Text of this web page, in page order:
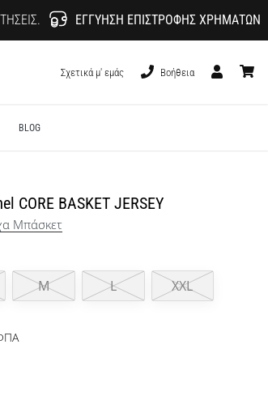
ΕΓΓΎΗΣΗ ΕΠΙΣΤΡΟΦΉΣ ΧΡΗΜΆΤΩΝ
Σχετικά μ' εμάς
Βοήθεια
BLOG
CORE BASKET JERSEY
Μπάσκετ
M L XXL